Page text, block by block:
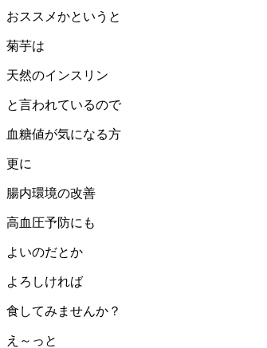
おススメかというと
菊芋は
天然のインスリン
と言われているので
血糖値が気になる方
更に
腸内環境の改善
高血圧予防にも
よいのだとか
よろしければ
食してみませんか？
え～っと